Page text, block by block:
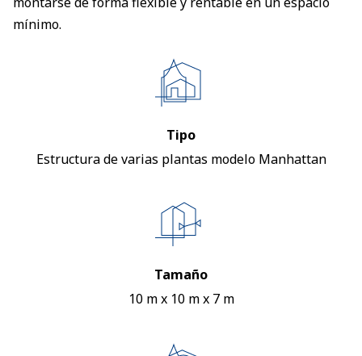
mínimo.
Tipo
Estructura de varias plantas modelo Manhattan
Tamaño
10 m x 10 m x 7 m